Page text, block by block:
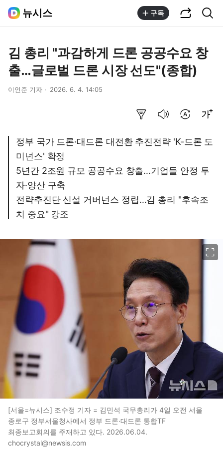
뉴시스 구독
김 총리 "과감하게 드론 공공수요 창
출…글로벌 드론 시장 선도"(종합)
이인준 기자 2026. 6. 4. 14:05
정부 국가 드론·대드론 대전환 추진전략 'K-드론 도
미넌스' 확정
5년간 2조원 규모 공공수요 창출…기업들 안정 투
자·양산 구축
전략추진단 신설 거버넌스 정립…김 총리 "후속조
치 중요" 강조
[서울=뉴시스] 조수정 기자 = 김민석 국무총리가 4일 오전 서울
종로구 정부서울청사에서 정부 드론·대드론 통합TF
최종보고회의를 주재하고 있다. 2026.06.04.
chocrystal@newsis.com